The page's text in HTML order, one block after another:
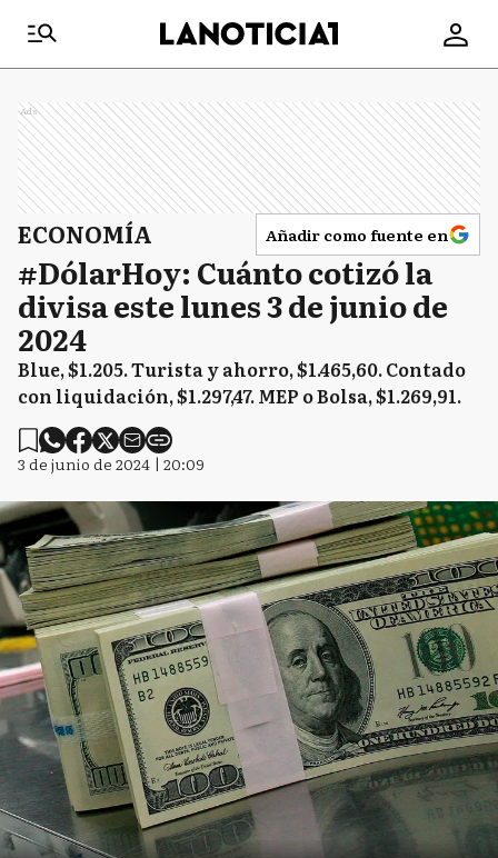
Ads
ECONOMÍA Añadir como fuente en
#DólarHoy: Cuánto cotizó la
divisa este lunes 3 de junio de
2024
Blue, $1.205. Turista y ahorro, $1.465,60. Contado
con liquidación, $1.297,47. MEP o Bolsa, $1.269,91.
3 de junio de 2024 | 20:09